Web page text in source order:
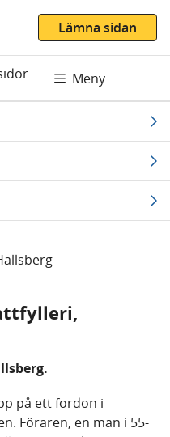
Lämna sidan
Meny
på ett fordon i
Föraren, en man i 55-